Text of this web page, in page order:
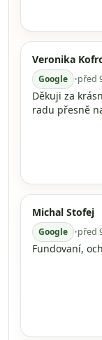
Veronika
Google •před
Děkuji za
radu přesně
Michal Stofej
Google •před
Fundovaní,